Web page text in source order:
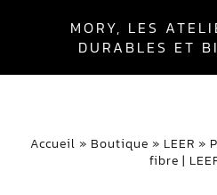
MORY, LES
DURABLES ET
Accueil » Boutique » LEER »
fibre |